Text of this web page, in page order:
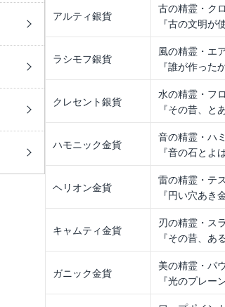
アルティ銀貨
古の精霊・ク
『古の文明が
ラシモフ銀貨
風の精霊・エ
『誰が作った
クレセント銀貨
水の精霊・フ
『その昔、と
ハモニック金貨
音の精霊・ハ
『音の石とよ
ヘリオン金貨
雷の精霊・テ
『円い穴あき
キャムティ金貨
刃の精霊・ス
『その昔、あ
ガニック金貨
美の精霊・パ
『光のプレー